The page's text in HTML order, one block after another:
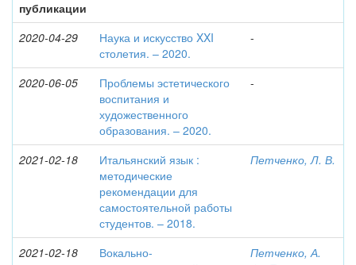
публикации
2020-04-29
Наука и искусство XXI
столетия. – 2020.
-
2020-06-05
Проблемы эстетического
воспитания и
художественного
образования. – 2020.
-
2021-02-18
Итальянский язык :
методические
рекомендации для
самостоятельной работы
студентов. – 2018.
Петченко, Л. В.
2021-02-18
Вокально-
Петченко, А.